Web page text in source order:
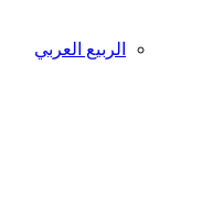
الربيع العربي